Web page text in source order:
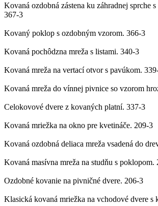
Kovaná ozdobná zástena ku záhradnej sprche
367-3
Kovaný poklop s ozdobným vzorom. 366-3
Kovaná pochôdzna mreža s listami. 340-3
Kovaná mreža na vertací otvor s pavúkom.
Kovaná mreža do vínnej pivnice so vzorom
Celokovové dvere z kovaných platní. 337-3
Kovaná mriežka na okno pre kvetináče. 209-3
Kovaná ozdobná deliaca mreža vsadená do
Kovaná masívna mreža na studňu s poklopom.
Ozdobné kovanie na pivničné dvere. 206-3
Klasická kovaná mriežka na vchodové dvere s